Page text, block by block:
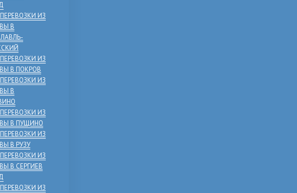
ИЗ
В
ИЗ
В ПОКРОВ
ИЗ
В
ИЗ
В ПУЩИНО
ИЗ
В РУЗУ
ИЗ
В СЕРГИЕВ
ИЗ